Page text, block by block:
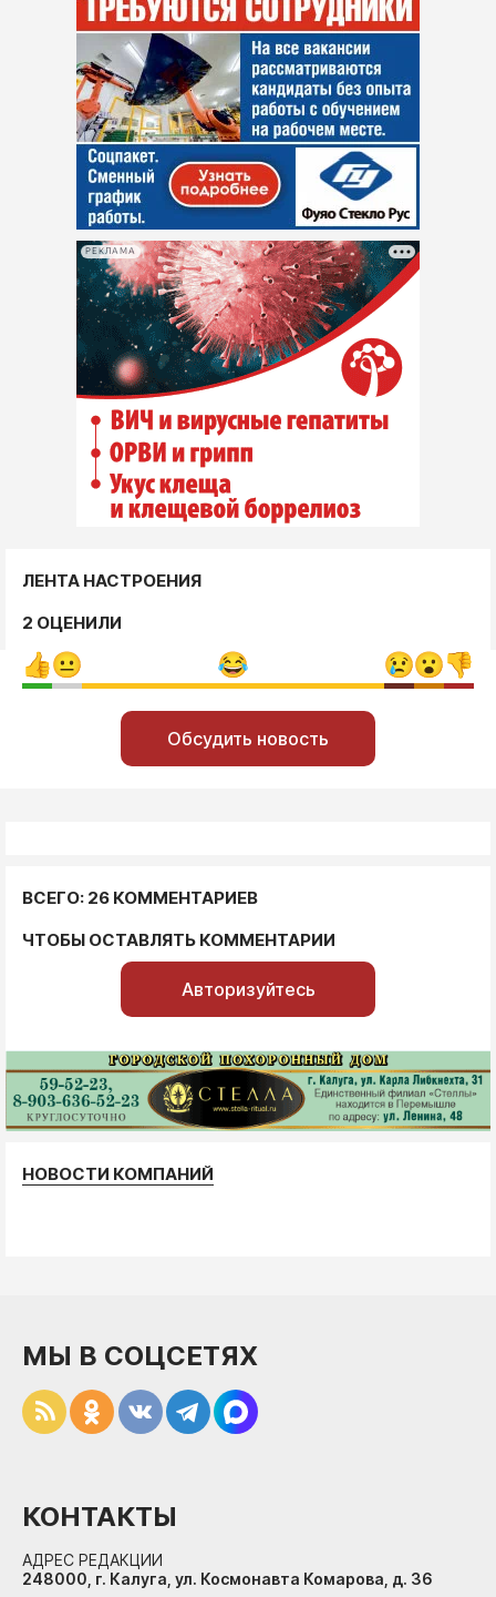
РЕКЛАМА
ЛЕНТА НАСТРОЕНИЯ
2 ОЦЕНИЛИ
Обсудить новость
ВСЕГО: 26 КОММЕНТАРИЕВ
ЧТОБЫ ОСТАВЛЯТЬ КОММЕНТАРИИ
Авторизуйтесь
НОВОСТИ КОМПАНИЙ
МЫ В СОЦСЕТЯХ
КОНТАКТЫ
АДРЕС РЕДАКЦИИ
248000, г. Калуга, ул. Космонавта Комарова, д. 36